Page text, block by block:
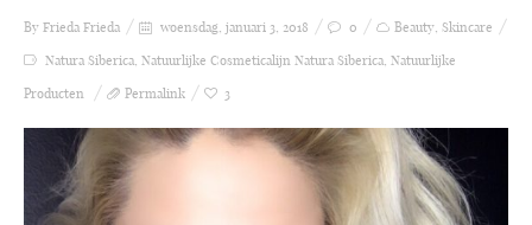
By Frieda Frieda woensdag, januari 3, 2018 0 Beauty, Skincare
Natura Siberica, Natuurlijke Cosmeticalijn Natura Siberica, Natuurlijke
Producten
Permalink 3